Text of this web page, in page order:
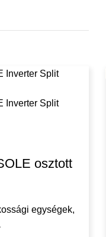
osztott
egységek,